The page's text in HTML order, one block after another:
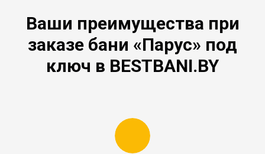
Ваши преимущества при
заказе бани «Парус» под
ключ в BESTBANI.BY